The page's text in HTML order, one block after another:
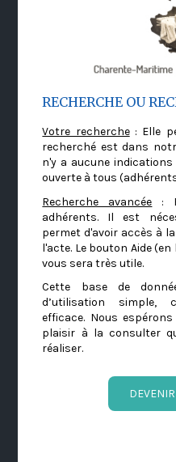
RECHERCHE OU
Votre recherche: Elle
recherché est dans
n'y a aucune
ouverte à tous
Recherche avancée :
adhérents. Il est
permet d'avoir accès à
l'acte. Le bouton Aide
vous sera très utile.
Cette base de
d’utilisation simple,
efficace. Nous
plaisir à la consulter
réaliser.